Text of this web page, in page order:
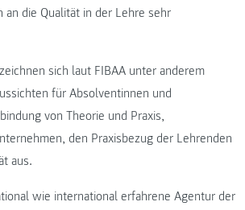
an die Qualität in der Lehre sehr
sich laut FIBAA unter anderem
für Absolventinnen und
von Theorie und Praxis,
den Praxisbezug der Lehrenden
aus.
wie international erfahrene Agentur der